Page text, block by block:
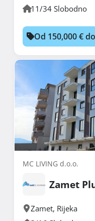
11/34 Slobodno
Od 150,000 €
MC LIVING d.o.o.
Zamet
Zamet, Rijeka